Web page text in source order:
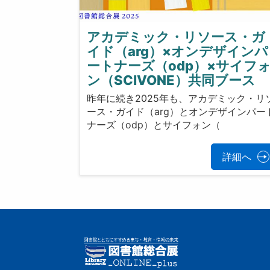
アカデミック・リソース・ガ
イド（arg）×オンデザインパ
ートナーズ（odp）×サイフォ
ン（SCIVONE）共同ブース
昨年に続き2025年も、アカデミック・リ
ース・ガイド（arg）とオンデザインパー
ナーズ（odp）とサイフォン（
詳細へ